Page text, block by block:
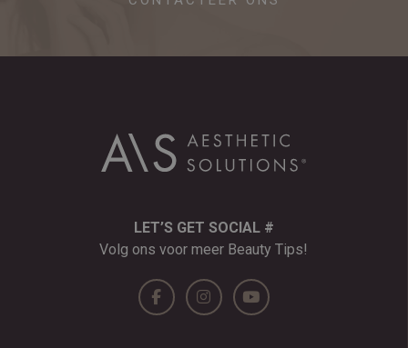
LET’S GET SOCIAL #
Volg ons voor meer Beauty Tips!